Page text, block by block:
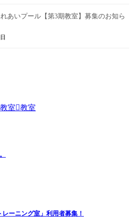
あいプール【第3期教室】募集のお知ら
室 教室
ーニング室」利用者募集！